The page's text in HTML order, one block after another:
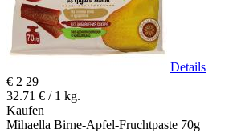
Details
€ 2 29
32.71 € / 1 kg.
Kaufen
Mihaella Birne-Apfel-Fruchtpaste 70g